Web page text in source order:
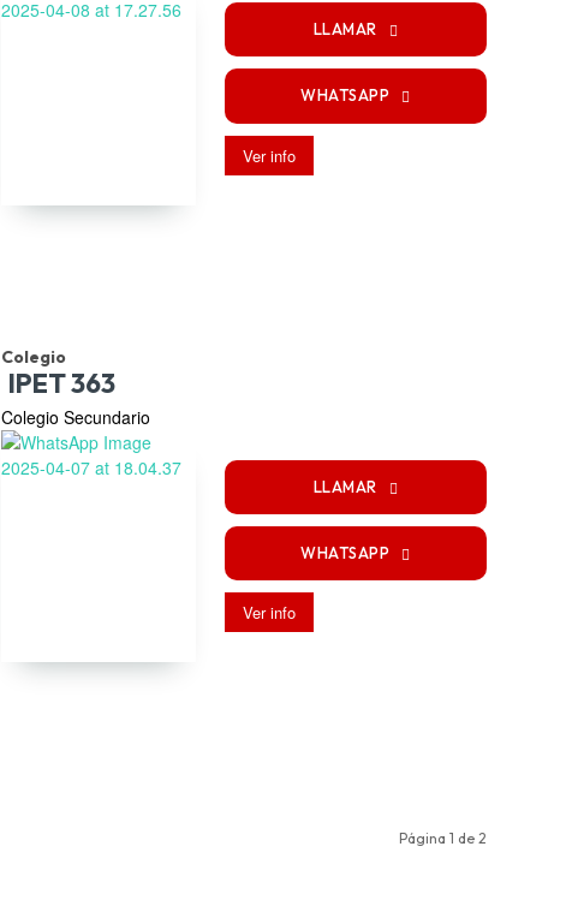
LLAMAR
WHATSAPP
Ver info
Colegio
IPET 363
Colegio Secundario
LLAMAR
WHATSAPP
Ver info
Página 1 de 2